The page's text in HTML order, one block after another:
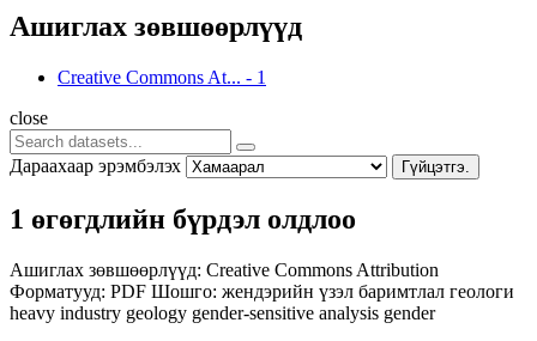
Ашиглах зөвшөөрлүүд
Creative Commons At... - 1
close
Дараахаар эрэмбэлэх Гүйцэтгэ.
1 өгөгдлийн бүрдэл олдлоо
Ашиглах зөвшөөрлүүд: Creative Commons Attribution
Форматууд: PDF Шошго: жендэрийн үзэл баримтлал геологи
heavy industry geology gender-sensitive analysis gender